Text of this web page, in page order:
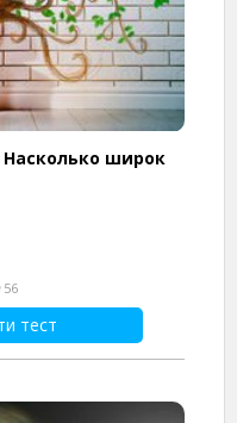
широк
56
тест